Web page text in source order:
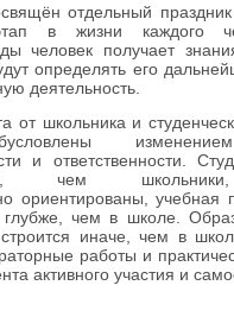
отдельный
в жизни каждого
человек получает
определять его
деятельность.
от школьника и
и ответственности.
чем
ориентированы, учебная
чем в школе.
иначе, чем в
работы и
активного участия и